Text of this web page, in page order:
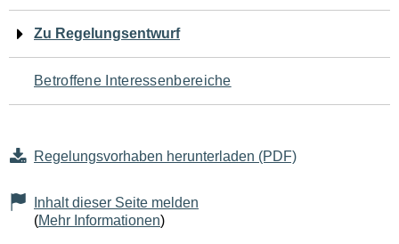
für
den
Seiteninhalt
Zu Regelungsentwurf
Betroffene Interessenbereiche
Regelungsvorhaben herunterladen (PDF)
Inhalt dieser Seite melden
(Mehr Informationen)